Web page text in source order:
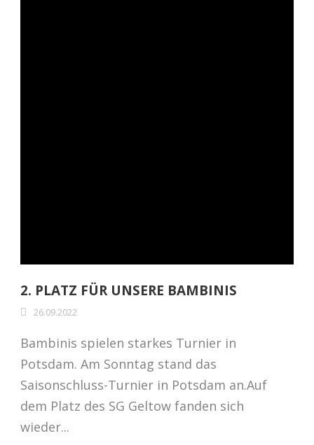
2. PLATZ FÜR UNSERE BAMBINIS
26.09.2022
Bambinis spielen starkes Turnier in
Potsdam. Am Sonntag stand das
Saisonschluss-Turnier in Potsdam an.Auf
dem Platz des SG Geltow fanden sich
wieder...